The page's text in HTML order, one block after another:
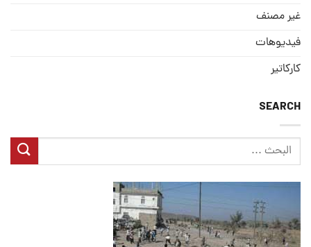
غير مصنف
فيديوهات
كاركاتير
SEARCH